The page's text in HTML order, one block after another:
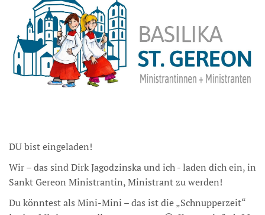
DU bist eingeladen!
Wir – das sind Dirk Jagodzinska und ich - laden dich ein, in
Sankt Gereon Ministrantin, Ministrant zu werden!
Du könntest als Mini-Mini – das ist die „Schnupperzeit“